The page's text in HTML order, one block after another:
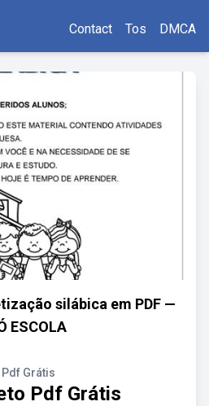
Contact Tos DMCA
silábica em PDF —
ESCOLA
Grátis
Pdf Grátis